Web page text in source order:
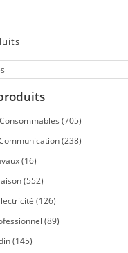
(705)
(238)
(16)
(552)
(126)
(89)
(145)